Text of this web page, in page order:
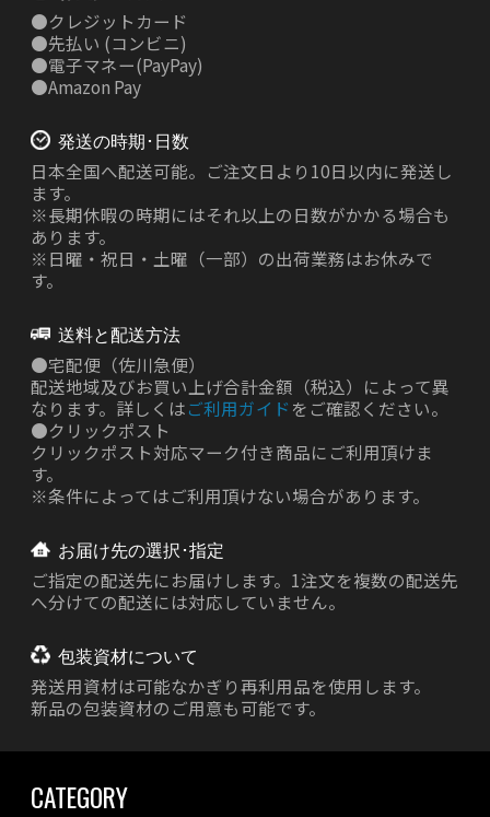
●クレジットカード
●先払い (コンビニ)
●電子マネー(PayPay)
●Amazon Pay
発送の時期･日数
日本全国へ配送可能。ご注文日より10日以内に発送し
ます。
※長期休暇の時期にはそれ以上の日数がかかる場合も
あります。
※日曜・祝日・土曜（一部）の出荷業務はお休みで
す。
送料と配送方法
●宅配便（佐川急便）
配送地域及びお買い上げ合計金額（税込）によって異
なります。詳しくはご利用ガイド をご確認ください。
●クリックポスト
クリックポスト対応マーク付き商品にご利用頂けま
す。
※条件によってはご利用頂けない場合があります。
お届け先の選択･指定
ご指定の配送先にお届けします。1注文を複数の配送先
へ分けての配送には対応していません。
包装資材について
発送用資材は可能なかぎり再利用品を使用します。
新品の包装資材のご用意も可能です。
CATEGORY